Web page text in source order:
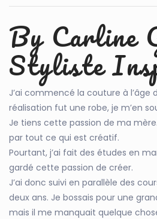
By Carline
Styliste
J’ai commencé la couture à l’âge
réalisation fut une robe, je m’en
Je tiens cette passion de ma
par tout ce qui est créatif.
Pourtant, j’ai fait des études en
gardé cette passion de créer.
J’ai donc suivi en parallèle des
deux ans. Je bossais pour une
mais il me manquait quelque